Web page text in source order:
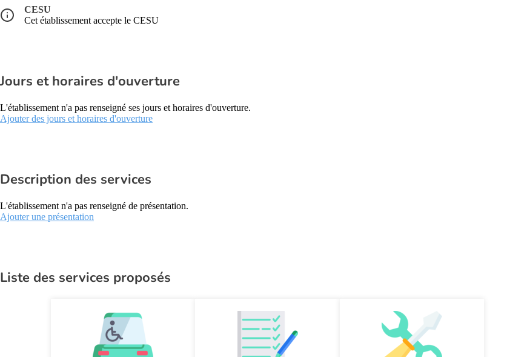
CESU
Cet établissement accepte le CESU
Jours et horaires d'ouverture
L'établissement n'a pas renseigné ses jours et horaires d'ouverture.
Ajouter des jours et horaires d'ouverture
Description des services
L'établissement n'a pas renseigné de présentation.
Ajouter une présentation
Liste des services proposés